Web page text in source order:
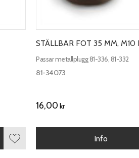
Lägg till i favoriter
STÄLLBAR FOT 35 MM, M10
Passar metallplugg 81-336, 81-332
81-34073
16,00 kr
Info